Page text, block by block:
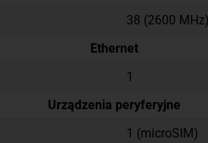
38 (2600
Ethernet
1
Urządzenia peryferyjne
1 (microSIM)